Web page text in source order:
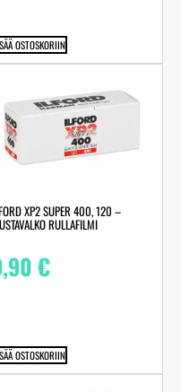
OSTOSKORIIN
XP2 SUPER 400, 120 –
RULLAFILMI
€
OSTOSKORIIN